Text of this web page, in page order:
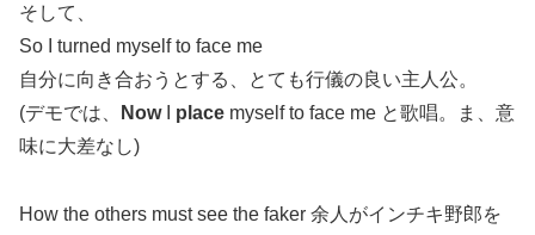
そして、
So I turned myself to face me
自分に向き合おうとする、とても行儀の良い主人公。
(デモでは、
NowI place myself to face me と歌唱。ま、意
味に大差なし)
How the others must see the faker 余人がインチキ野郎を